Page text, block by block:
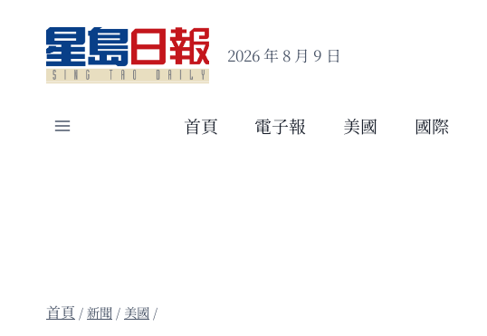
content
2026 年 8 月 9 日
首頁 電子報 美國 國際
/新聞 / 美國 /